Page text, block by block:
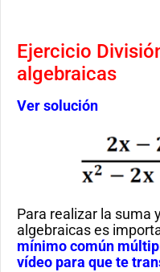
Ejercicio
algebraicas
Ver solución
Para realizar la suma
algebraicas es
mínimo común
vídeo para que te